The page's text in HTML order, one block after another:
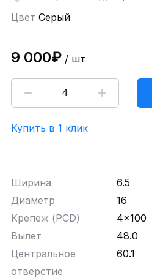
Цвет Серый
9 000₽/ шт
Купить в 1 клик
Ширина
6.5
Диаметр
16
Крепеж (PCD)
4x100
Вылет
48.0
Центральное
отверстие
60.1